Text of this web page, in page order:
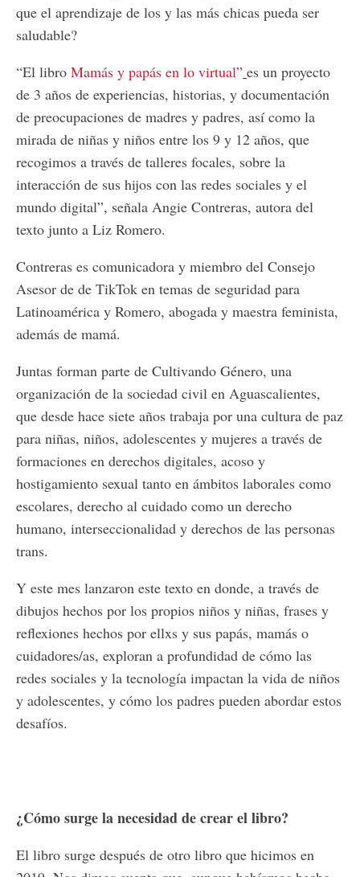
que el aprendizaje de los y las más chicas pueda ser
saludable?
“El libro Mamás y papás en lo virtual” es un proyecto
de 3 años de experiencias, historias, y documentación
de preocupaciones de madres y padres, así como la
mirada de niñas y niños entre los 9 y 12 años, que
recogimos a través de talleres focales, sobre la
interacción de sus hijos con las redes sociales y el
mundo digital”, señala Angie Contreras, autora del
texto junto a Liz Romero.
Contreras es comunicadora y miembro del Consejo
Asesor de de TikTok en temas de seguridad para
Latinoamérica y Romero, abogada y maestra feminista,
además de mamá.
Juntas forman parte de Cultivando Género, una
organización de la sociedad civil en Aguascalientes,
que desde hace siete años trabaja por una cultura de paz
para niñas, niños, adolescentes y mujeres a través de
formaciones en derechos digitales, acoso y
hostigamiento sexual tanto en ámbitos laborales como
escolares, derecho al cuidado como un derecho
humano, interseccionalidad y derechos de las personas
trans.
Y este mes lanzaron este texto en donde, a través de
dibujos hechos por los propios niños y niñas, frases y
reflexiones hechos por ellxs y sus papás, mamás o
cuidadores/as, exploran a profundidad de cómo las
redes sociales y la tecnología impactan la vida de niños
y adolescentes, y cómo los padres pueden abordar estos
desafíos.
¿Cómo surge la necesidad de crear el libro?
El libro surge después de otro libro que hicimos en